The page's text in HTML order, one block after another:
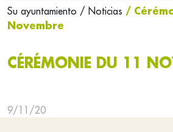
Su ayuntamiento / Noticias /
Novembre
CÉRÉMONIE DU 11
9/11/20